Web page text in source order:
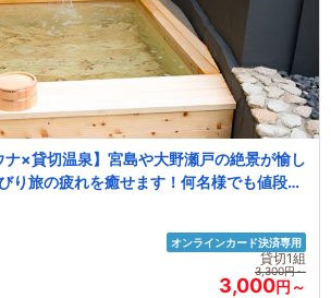
ナ×貸切温泉】宮島や大野瀬戸の絶景が愉し
り旅の疲れを癒せます！何名様でも値段は
》
オンラインカード決済専用
貸切1組
3,300円～
3,000円～